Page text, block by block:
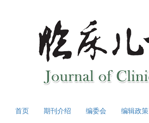
首页 期刊介绍 编委会 编辑政策